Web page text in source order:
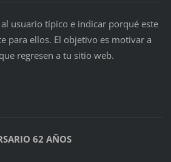
usuario típico e indicar porqué este
para ellos. El objetivo es motivar a
regresen a tu sitio web.
62 AÑOS